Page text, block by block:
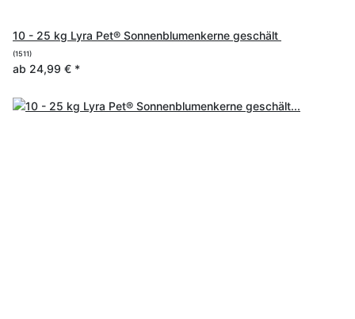
10 - 25 kg Lyra Pet® Sonnenblumenkerne geschält
(1511)
ab 24,99 € *